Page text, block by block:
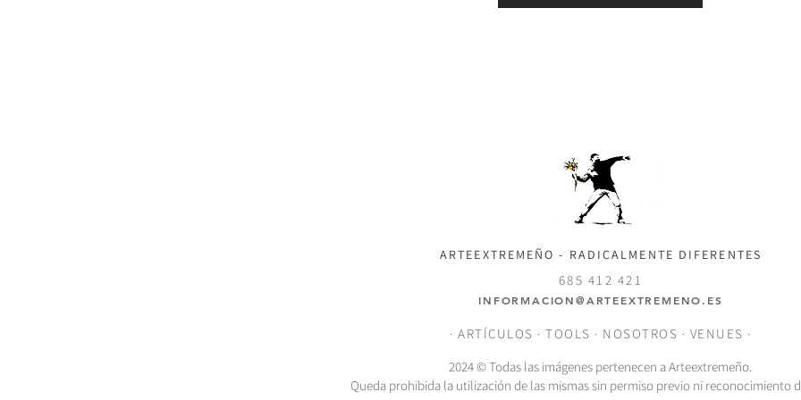
ARTEEXTREMEÑO - RADICALMENTE DIFERENTES
INFORMACION@ARTEEXTREMENO.ES
2024 © Todas las imágenes pertenecen a Arteextremeño.
Queda prohibida la utilización de las mismas sin permiso previo ni reconocimiento
685 412 421
·ARTÍCULOS ·TOOLS · NOSOTROS · VENUES ·